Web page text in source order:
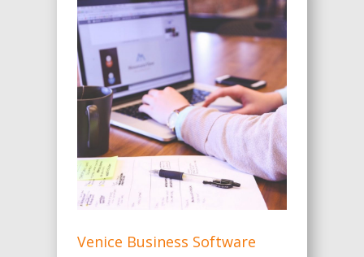
Venice Business Software